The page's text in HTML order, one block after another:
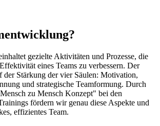
gezielte Aktivitäten und Prozesse, die
eines Teams zu verbessern. Der
der Stärkung der vier Säulen: Motivation,
und strategische Teamformung. Durch
zu Mensch Konzept" bei den
fördern wir genau diese Aspekte und
effizientes Team.